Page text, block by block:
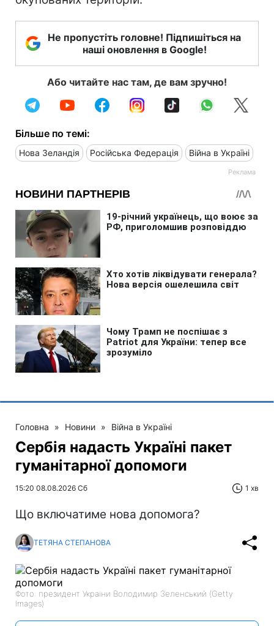
Не пропустіть головне! Підпишіться на
наші оновлення в Google!
Або читайте нас там, де вам зручно!
Більше по темі:
Нова Зеландія Російська Федерація Війна в Україні
Головна » Новини » Війна в Україні
Сербія надасть Україні пакет
гуманітарної допомоги
15:20 08.08.2026 Сб 1 хв
Що включатиме нова допомога?
ТЕТЯНА СТЕПАНОВА
Фото: президент України Володимир Зеленський (Getty
Images)